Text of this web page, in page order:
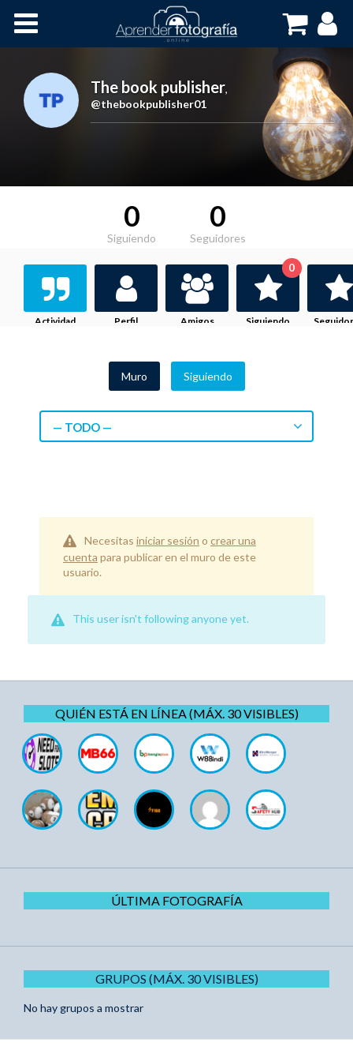
Cursos OnLine
The book publisher,
@thebookpublisher01
0
Siguiendo
0
Seguidores
Actividad Perfil Amigos Siguiendo
0
Muro Siguiendo
— TODO —
Necesitas iniciar sesión o crear una
cuenta para publicar en el muro de este
usuario.
This user isn't following anyone yet.
QUIÉN ESTÁ EN LÍNEA (MÁX. 30 VISIBLES)
ÚLTIMA FOTOGRAFÍA
GRUPOS (MÁX. 30 VISIBLES)
No hay grupos a mostrar